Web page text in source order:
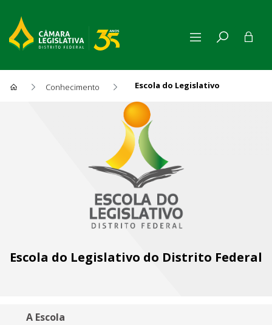
Conhecimento Escola do Legislativo
Escola do Legislativo
Escola do Legislativo do Distrito Federal
A Escola